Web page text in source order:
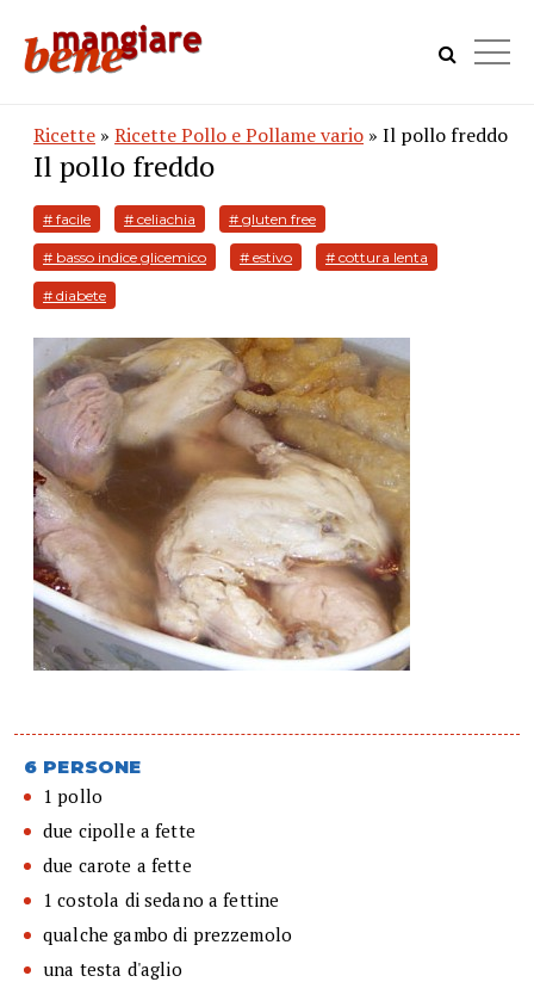
Ricette » Ricette Pollo e Pollame vario » Il pollo freddo
Il pollo freddo
# facile # celiachia # gluten free
# basso indice glicemico # estivo # cottura lenta
# diabete
6 PERSONE
1 pollo
due cipolle a fette
due carote a fette
1 costola di sedano a fettine
qualche gambo di prezzemolo
una testa d'aglio